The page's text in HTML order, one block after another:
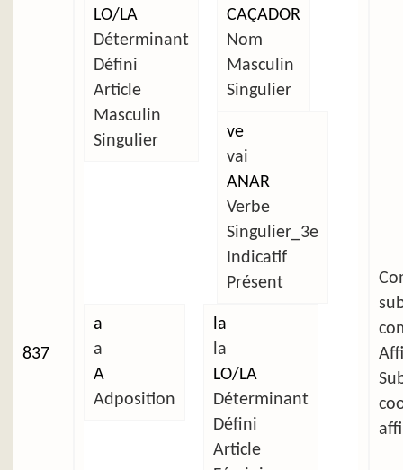
837
LO/LA
Déterminant
Défini
Article
Masculin
Singulier
CAÇADOR
Nom
Masculin
Singulier
ve
vai
ANAR
Verbe
Singulier_3e
Indicatif
Présent
a
a
A
Adposition
la
la
LO/LA
Déterminant
Défini
Article